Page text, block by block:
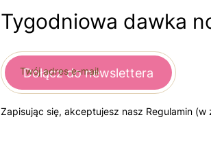
Tygodniowa dawka
Twój adres e-mail
Dołącz do newslettera
Zapisując się, akceptujesz nasz Regulamin